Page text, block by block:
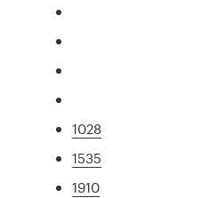
1028
1535
1910